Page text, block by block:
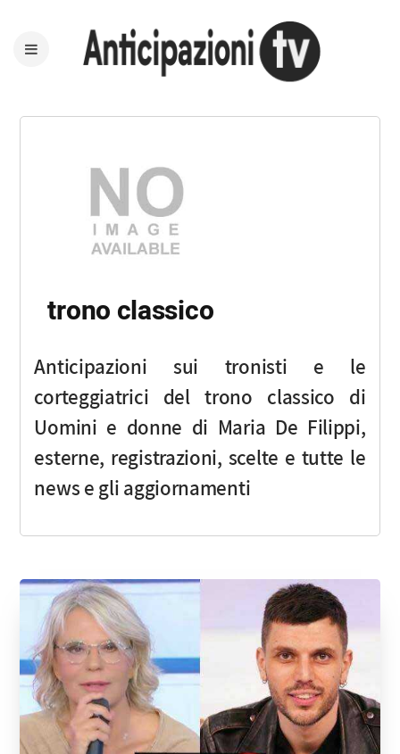
trono classico
Anticipazioni sui tronisti e le
corteggiatrici del trono classico di
Uomini e donne di Maria De Filippi,
esterne, registrazioni, scelte e tutte le
news e gli aggiornamenti